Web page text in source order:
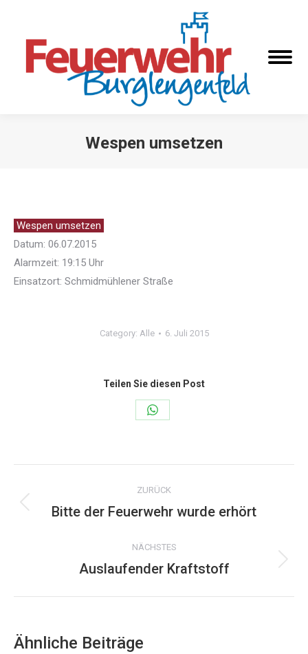
Wespen umsetzen
Wespen umsetzen
Datum: 06.07.2015
Alarmzeit: 19:15 Uhr
Einsatzort: Schmidmühlener Straße
Category: Alle 6. Juli 2015
Teilen Sie diesen Post
Share
WhatsApp
Kommentarnavigation
ZURÜCK
Vorheriger
Bitte der Feuerwehr wurde erhört
NÄCHSTES
Nächster
Auslaufender Kraftstoff
Ähnliche Beiträge